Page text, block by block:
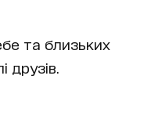
та близьких
друзів.